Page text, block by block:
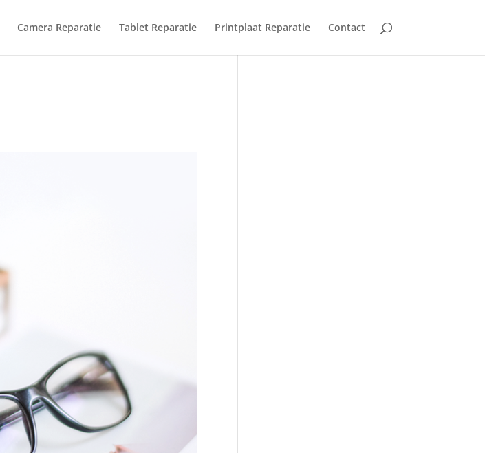
Camera Reparatie Tablet Reparatie Printplaat Reparatie Contact